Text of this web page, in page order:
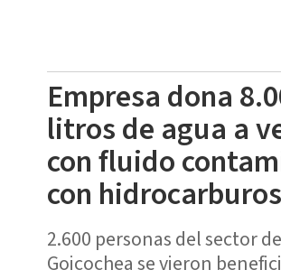
Empresa dona
litros de agua a
con fluido
con hidrocarburos
2.600 personas del sector de
Goicochea se vieron